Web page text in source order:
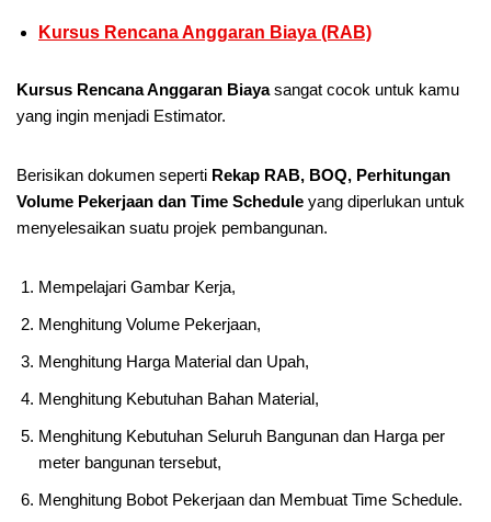
Kursus Rencana Anggaran Biaya (RAB)
Kursus Rencana Anggaran Biayasangat cocok untuk kamu
yang ingin menjadi Estimator.
Berisikan dokumen seperti Rekap RAB, BOQ, Perhitungan
Volume Pekerjaan dan Time Schedule yang diperlukan untuk
menyelesaikan suatu projek pembangunan.
Mempelajari Gambar Kerja,
Menghitung Volume Pekerjaan,
Menghitung Harga Material dan Upah,
Menghitung Kebutuhan Bahan Material,
Menghitung Kebutuhan Seluruh Bangunan dan Harga per
meter bangunan tersebut,
Menghitung Bobot Pekerjaan dan Membuat Time Schedule.